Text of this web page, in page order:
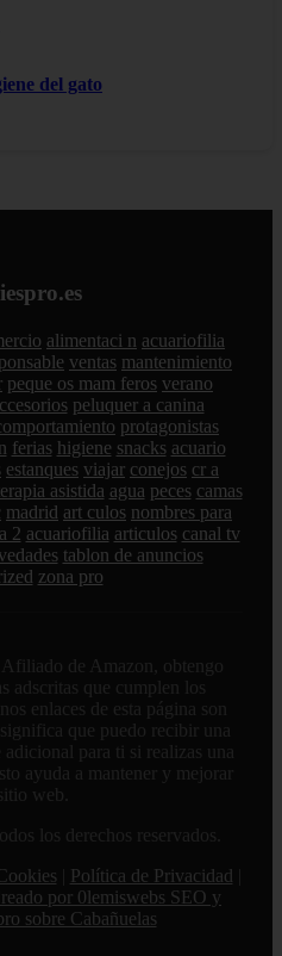
del gato
alimentaci n acuariofilia
ventas mantenimiento
peque os mam feros verano
peluquer a canina
protagonistas
ferias higiene snacks acuario
estanques viajar conejos cr a
asistida agua peces camas
madrid art culos nombres para
2 acuariofilia articulos canal tv
tablon de anuncios
zona pro
de Amazon, obtengo
adscritas que cumplen los
enlaces de esta página son
que puedo recibir una
adicional para ti si realizas una
ayuda a mantener y mejorar
web.
los derechos reservados.
Política de Privacidad
por 0lemiswebs SEO y
sobre Cabañuelas